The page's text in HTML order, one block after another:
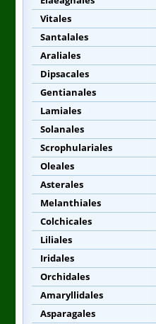
Vitales
Santalales
Araliales
Dipsacales
Gentianales
Lamiales
Solanales
Scrophulariales
Oleales
Asterales
Melanthiales
Colchicales
Liliales
Iridales
Orchidales
Amaryllidales
Asparagales